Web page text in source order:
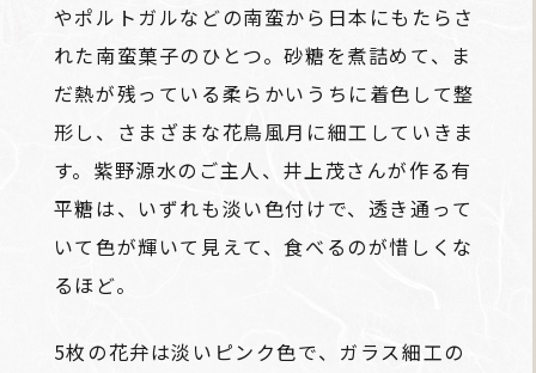
やポルトガルなどの南蛮から日本にもたらさ
れた南蛮菓子のひとつ。砂糖を煮詰めて、ま
だ熱が残っている柔らかいうちに着色して整
形し、さまざまな花鳥風月に細工していきま
す。紫野源水のご主人、井上茂さんが作る有
平糖は、いずれも淡い色付けで、透き通って
いて色が輝いて見えて、食べるのが惜しくな
るほど。
5枚の花弁は淡いピンク色で、ガラス細工の